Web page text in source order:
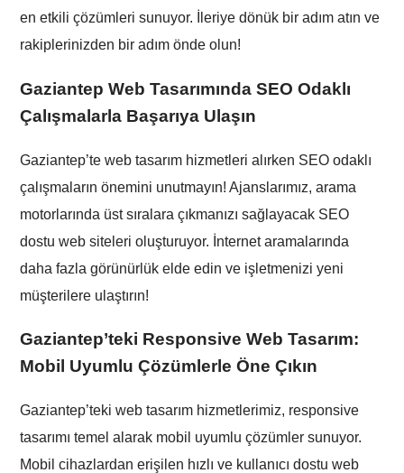
en etkili çözümleri sunuyor. İleriye dönük bir adım atın ve
rakiplerinizden bir adım önde olun!
Gaziantep Web Tasarımında SEO Odaklı
Çalışmalarla Başarıya Ulaşın
Gaziantep’te web tasarım hizmetleri alırken SEO odaklı
çalışmaların önemini unutmayın! Ajanslarımız, arama
motorlarında üst sıralara çıkmanızı sağlayacak SEO
dostu web siteleri oluşturuyor. İnternet aramalarında
daha fazla görünürlük elde edin ve işletmenizi yeni
müşterilere ulaştırın!
Gaziantep’teki Responsive Web Tasarım:
Mobil Uyumlu Çözümlerle Öne Çıkın
Gaziantep’teki web tasarım hizmetlerimiz, responsive
tasarımı temel alarak mobil uyumlu çözümler sunuyor.
Mobil cihazlardan erişilen hızlı ve kullanıcı dostu web